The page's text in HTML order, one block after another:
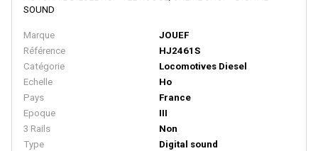
LA VIE DU RAIL
LBF Company
LEMACO / LEMATEC
LEMKE
LENZ
LEOPOLD HALLING
SOUND
Marque
JOUEF
Référence
HJ2461S
Catégorie
Locomotives Diesel
Echelle
Ho
Pays
France
Epoque
III
3 Rails
Non
Type
Digital sound